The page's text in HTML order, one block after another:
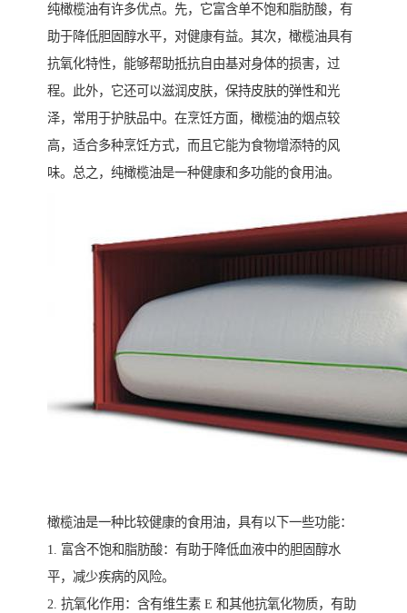
纯橄榄油有许多优点。先，它富含单不饱和脂肪酸，有
助于降低胆固醇水平，对健康有益。其次，橄榄油具有
抗氧化特性，能够帮助抵抗自由基对身体的损害，过
程。此外，它还可以滋润皮肤，保持皮肤的弹性和光
泽，常用于护肤品中。在烹饪方面，橄榄油的烟点较
高，适合多种烹饪方式，而且它能为食物增添特的风
味。总之，纯橄榄油是一种健康和多功能的食用油。
橄榄油是一种比较健康的食用油，具有以下一些功能：
1. 富含不饱和脂肪酸：有助于降低血液中的胆固醇水
平，减少疾病的风险。
2. 抗氧化作用：含有维生素 E 和其他抗氧化物质，有助